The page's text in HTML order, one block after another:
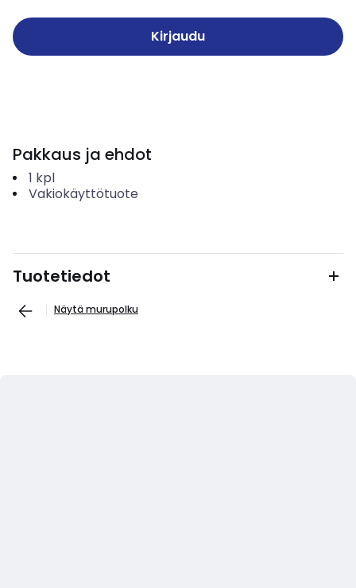
Kirjaudu
Pakkaus ja ehdot
1 kpl
Vakiokäyttötuote
Tuotetiedot
Näytä murupolku